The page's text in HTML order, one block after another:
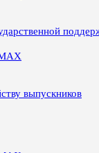
выпускников